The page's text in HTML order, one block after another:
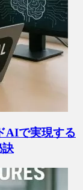
AIで実現する
訣